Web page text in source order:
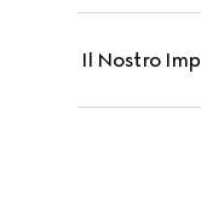
Il Nostro